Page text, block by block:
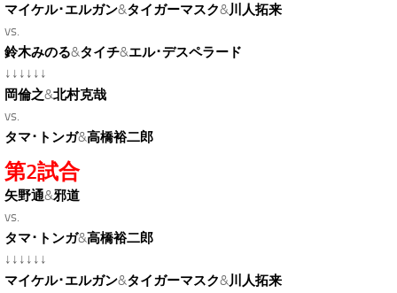
マイケル･エルガン&タイガーマスク&川人拓来
vs.
鈴木みのる&タイチ&エル･デスペラード
↓↓↓↓↓↓
岡倫之&北村克哉
vs.
タマ･トンガ&高橋裕二郎
第2試合
矢野通&邪道
vs.
タマ･トンガ&高橋裕二郎
↓↓↓↓↓↓
マイケル･エルガン&タイガーマスク&川人拓来